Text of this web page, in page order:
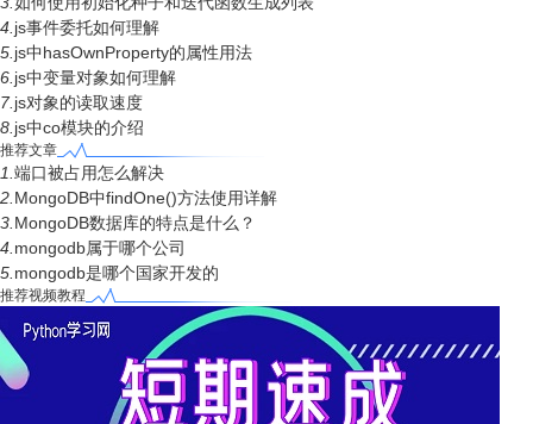
4. js事件委托如何理解
5. js中hasOwnProperty的属性用法
6. js中变量对象如何理解
7. js对象的读取速度
8. js中co模块的介绍
推荐文章
1. 端口被占用怎么解决
2. MongoDB中findOne()方法使用详解
3. MongoDB数据库的特点是什么？
4. mongodb属于哪个公司
5. mongodb是哪个国家开发的
推荐视频教程